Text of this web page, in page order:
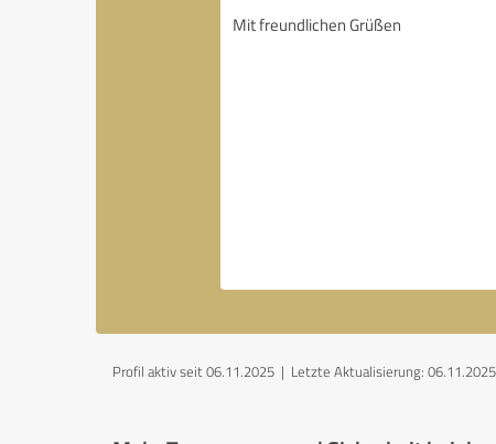
Profil aktiv seit 06.11.2025 | Letzte Aktualisierung: 06.11.2025